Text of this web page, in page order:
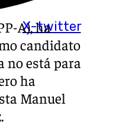
X-twitter
A), ha
candidato
no está para
ha
Manuel